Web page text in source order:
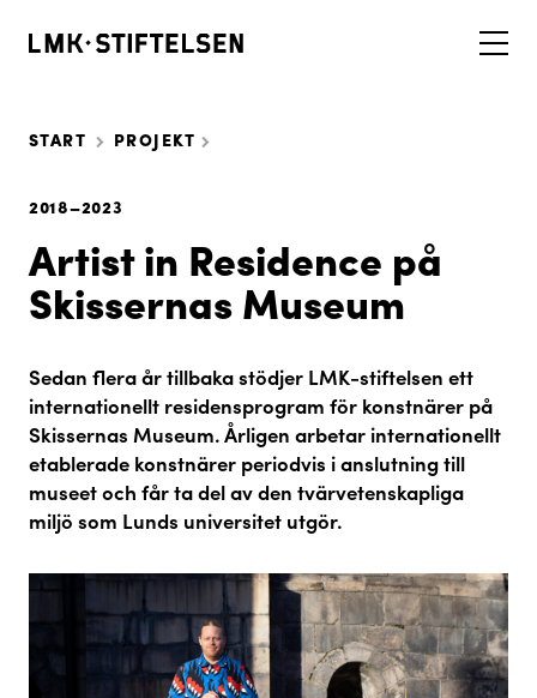
START PROJEKT
2018–2023
Artist in Residence på
Skissernas Museum
Sedan flera år tillbaka stödjer LMK-stiftelsen ett
internationellt residensprogram för konstnärer på
Skissernas Museum. Årligen arbetar internationellt
etablerade konstnärer periodvis i anslutning till
museet och får ta del av den tvärvetenskapliga
miljö som Lunds universitet utgör.